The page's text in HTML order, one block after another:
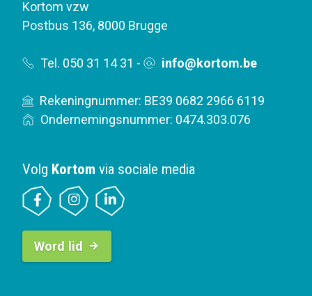
Kortom vzw
Postbus 136, 8000 Brugge
Tel. 050 31 14 31 - info@kortom.be
Rekeningnummer: BE39 0682 2966 6119
Ondernemingsnummer: 0474.303.076
Volg Kortom via sociale media
B
t
Word lid